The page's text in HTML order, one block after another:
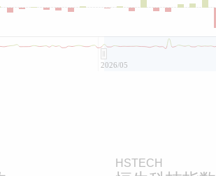
2026/05
HSTECH